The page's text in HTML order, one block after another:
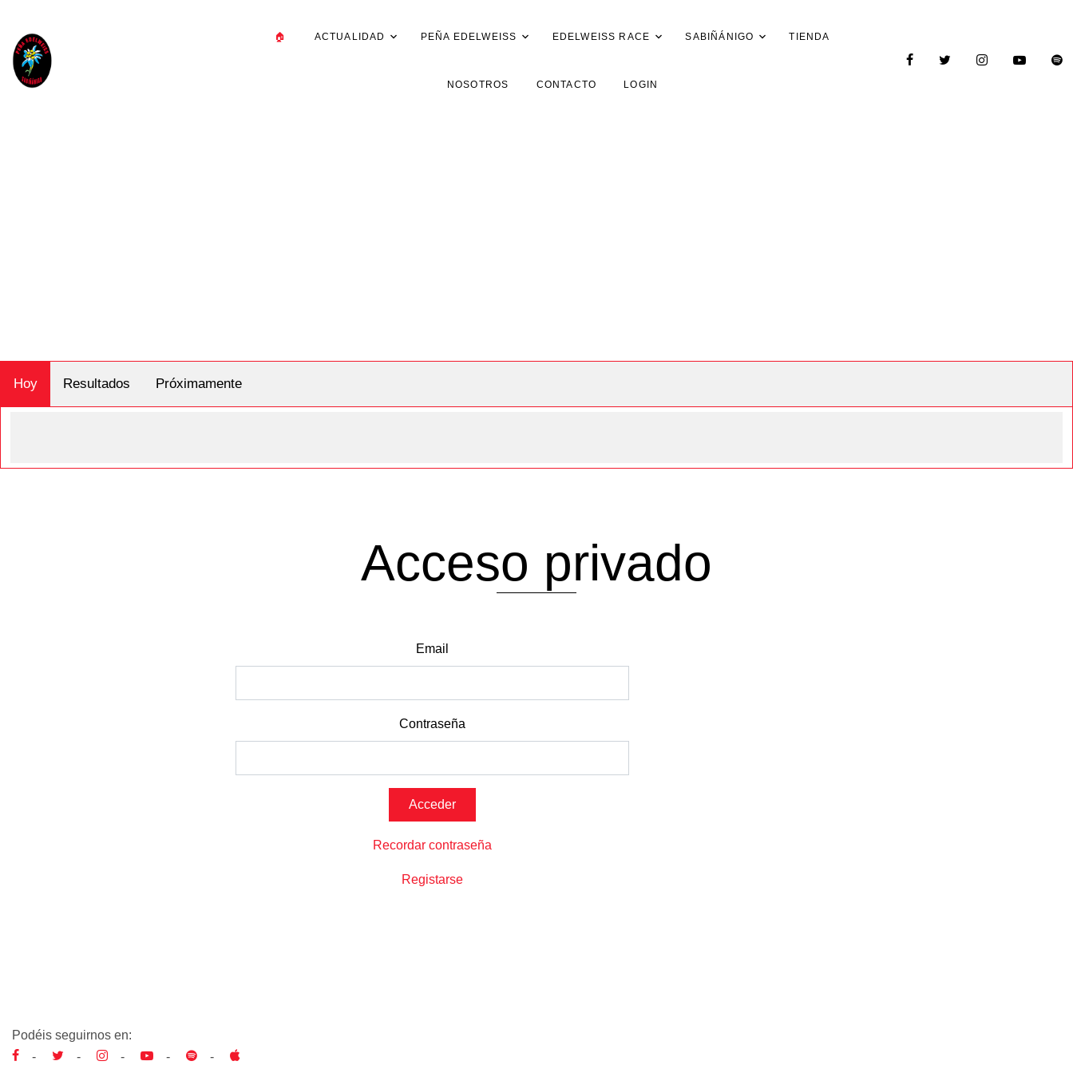
🏠 ACTUALIDAD PEÑA EDELWEISS EDELWEISS RACE SABIÑÁNIGO TIENDA
NOSOTROS CONTACTO LOGIN
Hoy Resultados Próximamente
Acceso privado
Email
Contraseña
Recordar contraseña
Registarse
Podéis seguirnos en:
-
- - - -